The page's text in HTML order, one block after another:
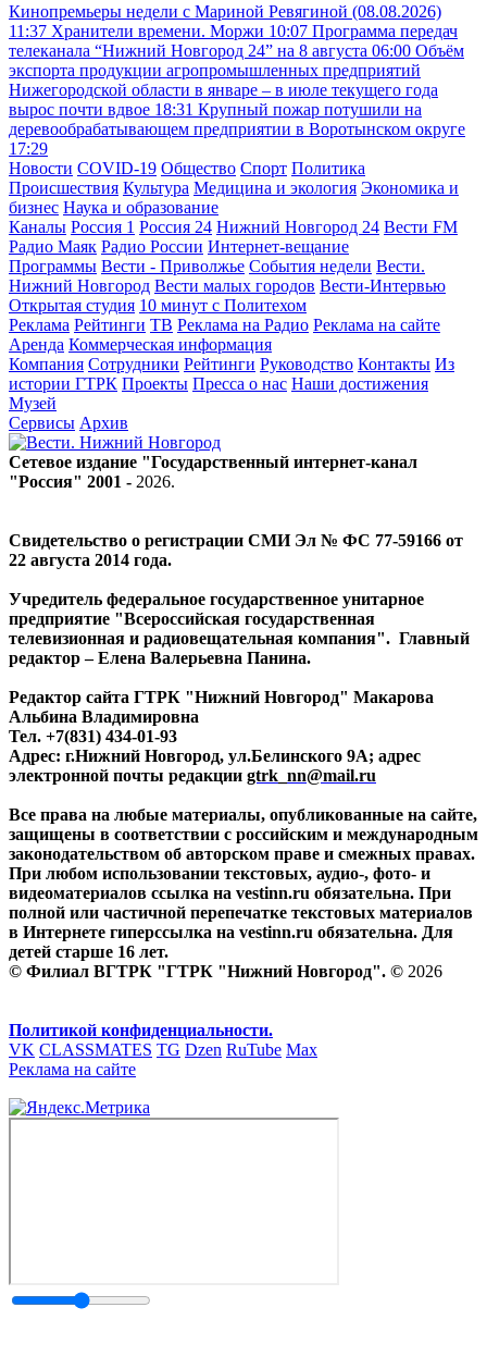
Кинопремьеры недели с Мариной Ревягиной (08.08.2026)
11:37 Хранители времени. Моржи 10:07 Программа передач
телеканала “Нижний Новгород 24” на 8 августа 06:00 Объём
экспорта продукции агропромышленных предприятий
Нижегородской области в январе – в июле текущего года
вырос почти вдвое 18:31 Крупный пожар потушили на
деревообрабатывающем предприятии в Воротынском округе
17:29
Новости COVID-19 Общество Спорт Политика
Происшествия Культура Медицина и экология Экономика и
бизнес Наука и образование
Каналы Россия 1 Россия 24 Нижний Новгород 24 Вести FM
Радио Маяк Радио России Интернет-вещание
Программы Вести - Приволжье События недели Вести.
Нижний Новгород Вести малых городов Вести-Интервью
Открытая студия 10 минут с Политехом
Реклама Рейтинги ТВ Реклама на Радио Реклама на сайте
Аренда Коммерческая информация
Компания Сотрудники Рейтинги Руководство Контакты Из
истории ГТРК Проекты Пресса о нас Наши достижения
Музей
Сервисы Архив
Сетевое издание "Государственный интернет-канал
"Россия" 2001 - 2026.
Свидетельство о регистрации СМИ Эл № ФС 77-59166 от
22 августа 2014 года.
Учредитель федеральное государственное унитарное
предприятие "Всероссийская государственная
телевизионная и радиовещательная компания". Главный
редактор – Елена Валерьевна Панина.
Редактор сайта ГТРК "Нижний Новгород" Макарова
Альбина Владимировна
Тел. +7(831) 434-01-93
Адрес: г.Нижний Новгород, ул.Белинского 9А; адрес
электронной почты редакции gtrk_nn@mail.ru
Все права на любые материалы, опубликованные на сайте,
защищены в соответствии с российским и международным
законодательством об авторском праве и смежных правах.
При любом использовании текстовых, аудио-, фото- и
видеоматериалов ссылка на vestinn.ru обязательна. При
полной или частичной перепечатке текстовых материалов
в Интернете гиперссылка на vestinn.ru обязательна. Для
детей старше 16 лет.
© Филиал ВГТРК "ГТРК "Нижний Новгород". © 2026
Политикой конфиденциальности.
VK CLASSMATES TG Dzen RuTube Max
Реклама на сайте